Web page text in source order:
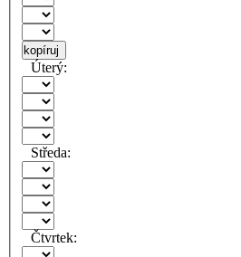
kopíruj
Úterý:
Středa:
Čtvrtek: